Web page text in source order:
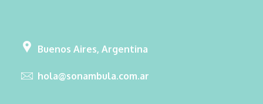
Buenos Aires, Argentina
hola@sonambula.com.ar